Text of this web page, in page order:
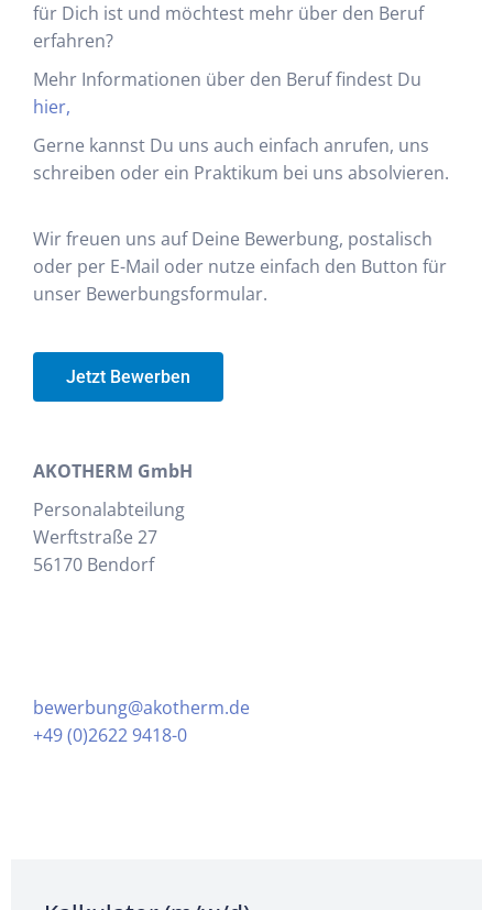
für Dich ist und möchtest mehr über den Beruf
erfahren?
Mehr Informationen über den Beruf findest Du
hier,
Gerne kannst Du uns auch einfach anrufen, uns
schreiben oder ein Praktikum bei uns absolvieren.
Wir freuen uns auf Deine Bewerbung, postalisch
oder per E-Mail oder nutze einfach den Button für
unser Bewerbungsformular.
Jetzt Bewerben
AKOTHERM GmbH
Personalabteilung
Werftstraße 27
56170 Bendorf
bewerbung@akotherm.de
+49 (0)2622 9418-0